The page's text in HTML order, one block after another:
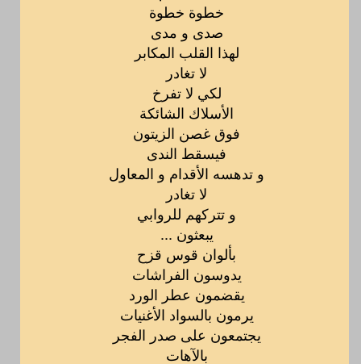
خطوة خطوة
صدى و مدى
لهذا القلب المكابر
لا تغادر
لكي لا تفرخ
الأسلاك الشائكة
فوق غصن الزيتون
فيسقط الندى
و تدهسه الأقدام و المعاول
لا تغادر
و تتركهم للروابي
يبعثون ...
بألوان قوس قزح
يدوسون الفراشات
يقضمون عطر الورد
يرمون بالسواد الأغنيات
يجتمعون على صدر الفجر
بالآهات